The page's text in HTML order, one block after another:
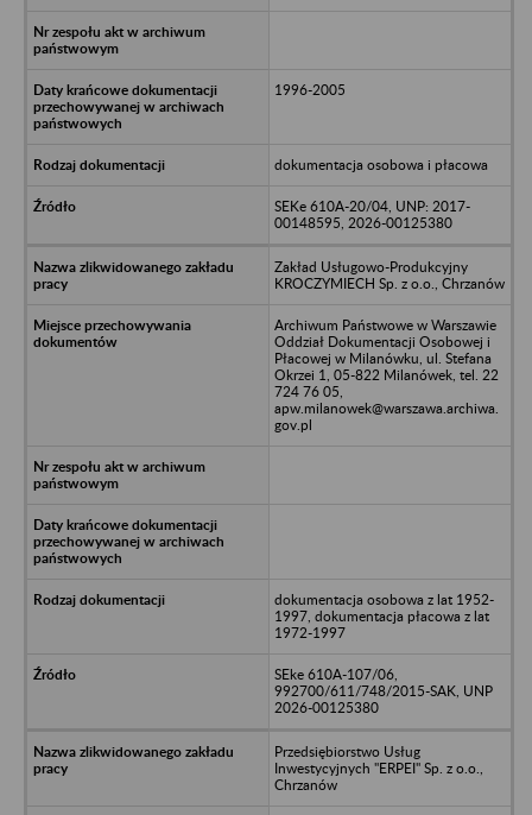
1996-2005
dokumentacja osobowa i płacowa
SEKe 610A-20/04, UNP: 2017-
00148595, 2026-00125380
Zakład Usługowo-Produkcyjny
KROCZYMIECH Sp. z o.o., Chrzanów
Archiwum Państwowe w Warszawie
Oddział Dokumentacji Osobowej i
Płacowej w Milanówku, ul. Stefana
Okrzei 1, 05-822 Milanówek, tel. 22
724 76 05,
apw.milanowek@warszawa.archiwa.
gov.pl
dokumentacja osobowa z lat 1952-
1997, dokumentacja płacowa z lat
1972-1997
SEke 610A-107/06,
992700/611/748/2015-SAK, UNP
2026-00125380
Przedsiębiorstwo Usług
Inwestycyjnych "ERPEI" Sp. z o.o.,
Chrzanów